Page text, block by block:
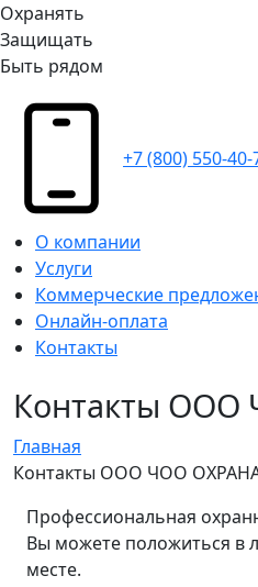
Охранять
Защищать
Быть рядом
+7 (800) 550-40-
О компании
Услуги
Коммерческие
Онлайн-оплата
Контакты
Контакты
Главная
Контакты ООО ЧОО
Профессиональная
Вы можете положиться в
месте.